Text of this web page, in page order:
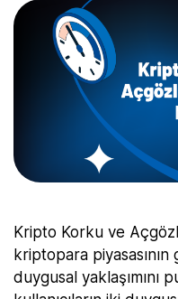
Kripto Korku ve
kriptopara
duygusal yaklaşımını